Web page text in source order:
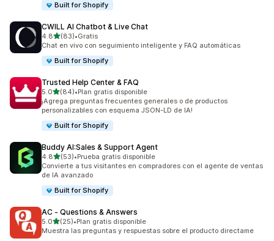
Built for Shopify
CWILL AI Chatbot & Live Chat
4.8de 5 estrellas
(83)
83 reseñas en total
•Gratis
Chat en vivo con seguimiento inteligente y FAQ automáticas
Built for Shopify
Trusted Help Center & FAQ
5.0de 5 estrellas
(84)
84 reseñas en total
•Plan gratis disponible
¡Agrega preguntas frecuentes generales o de productos
personalizables con esquema JSON-LD de IA!
Built for Shopify
Buddy AI:Sales & Support Agent
4.8de 5 estrellas
(53)
53 reseñas en total
•Prueba gratis disponible
Convierte a tus visitantes en compradores con el agente de ventas
de IA avanzado
Built for Shopify
AC ‑ Questions & Answers
5.0de 5 estrellas
(25)
25 reseñas en total
•Plan gratis disponible
Muestra las preguntas y respuestas sobre el producto directame